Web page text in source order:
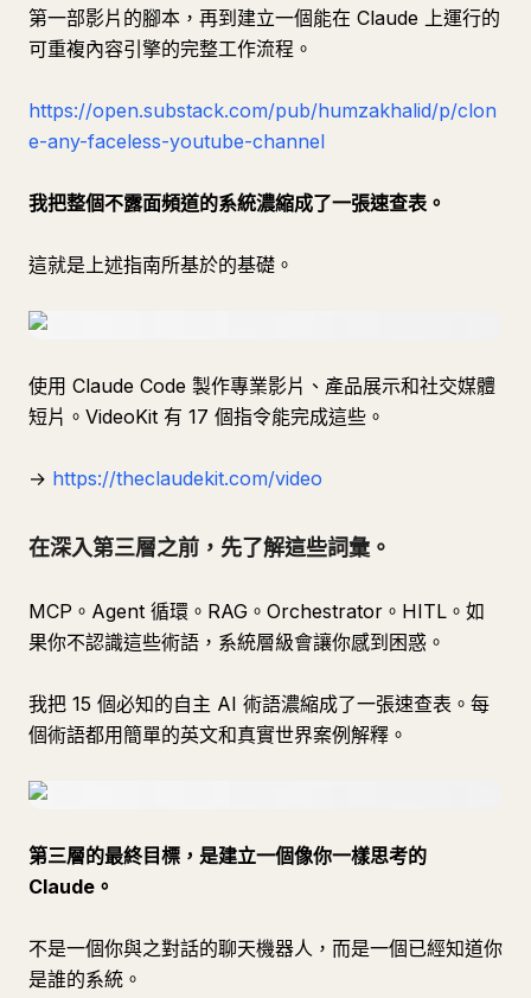
第一部影片的腳本，再到建立一個能在 Claude 上運行的
可重複內容引擎的完整工作流程。
https://open.substack.com/pub/humzakhalid/p/clon
e-any-faceless-youtube-channel
我把整個不露面頻道的系統濃縮成了一張速查表。
這就是上述指南所基於的基礎。
使用 Claude Code 製作專業影片、產品展示和社交媒體
短片。VideoKit 有 17 個指令能完成這些。
→ https://theclaudekit.com/video
在深入第三層之前，先了解這些詞彙。
MCP。Agent 循環。RAG。Orchestrator。HITL。如
果你不認識這些術語，系統層級會讓你感到困惑。
我把 15 個必知的自主 AI 術語濃縮成了一張速查表。每
個術語都用簡單的英文和真實世界案例解釋。
第三層的最終目標，是建立一個像你一樣思考的
Claude。
不是一個你與之對話的聊天機器人，而是一個已經知道你
是誰的系統。